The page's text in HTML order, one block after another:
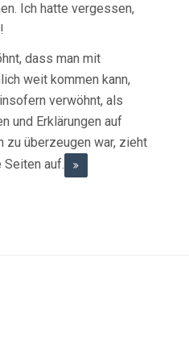
Ich hatte vergessen,
dass man mit
weit kommen kann,
verwöhnt, als
und Erklärungen auf
zu überzeugen war, zieht
auf.